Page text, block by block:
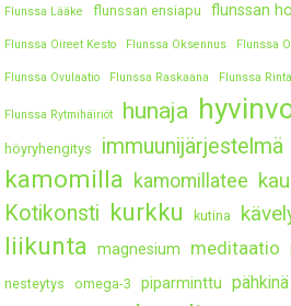
Flunssa Lääke flunssan ensiapu flunssan
Flunssa Oireet Kesto Flunssa Oksennus Flunssa
Flunssa Ovulaatio Flunssa Raskaana Flunssa
Flunssa Rytmihäiriöt hunaja
höyryhengitys immuunijärjestelmä
kamomilla kamomillatee
Kotikonsti kurkku kutina
liikunta magnesium meditaatio
nesteytys omega-3 piparminttu pähkinä